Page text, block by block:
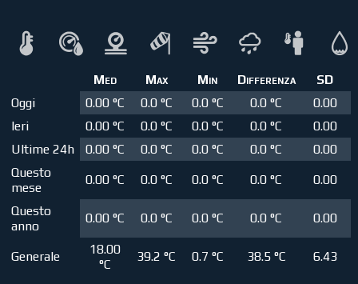
Med Max Min Differenza
SD
Oggi
0.00 °C 0.0 °C 0.0 °C 0.0 °C
0.00
Ieri
0.00 °C 0.0 °C 0.0 °C 0.0 °C
0.00
Ultime 24h
0.00 °C 0.0 °C 0.0 °C 0.0 °C
0.00
Questo
mese
0.00 °C 0.0 °C 0.0 °C 0.0 °C 0.00
Questo
anno
0.00 °C 0.0 °C 0.0 °C 0.0 °C 0.00
Generale
18.00
°C
39.2 °C 0.7 °C 38.5 °C 6.43